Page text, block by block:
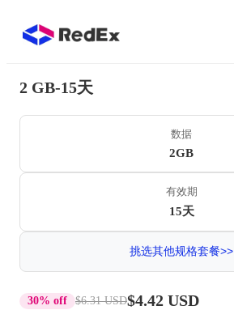
2 GB-15天
数据
2GB
有效期
15天
挑选其他规格套餐>>
30% off $6.31 USD$4.42 USD